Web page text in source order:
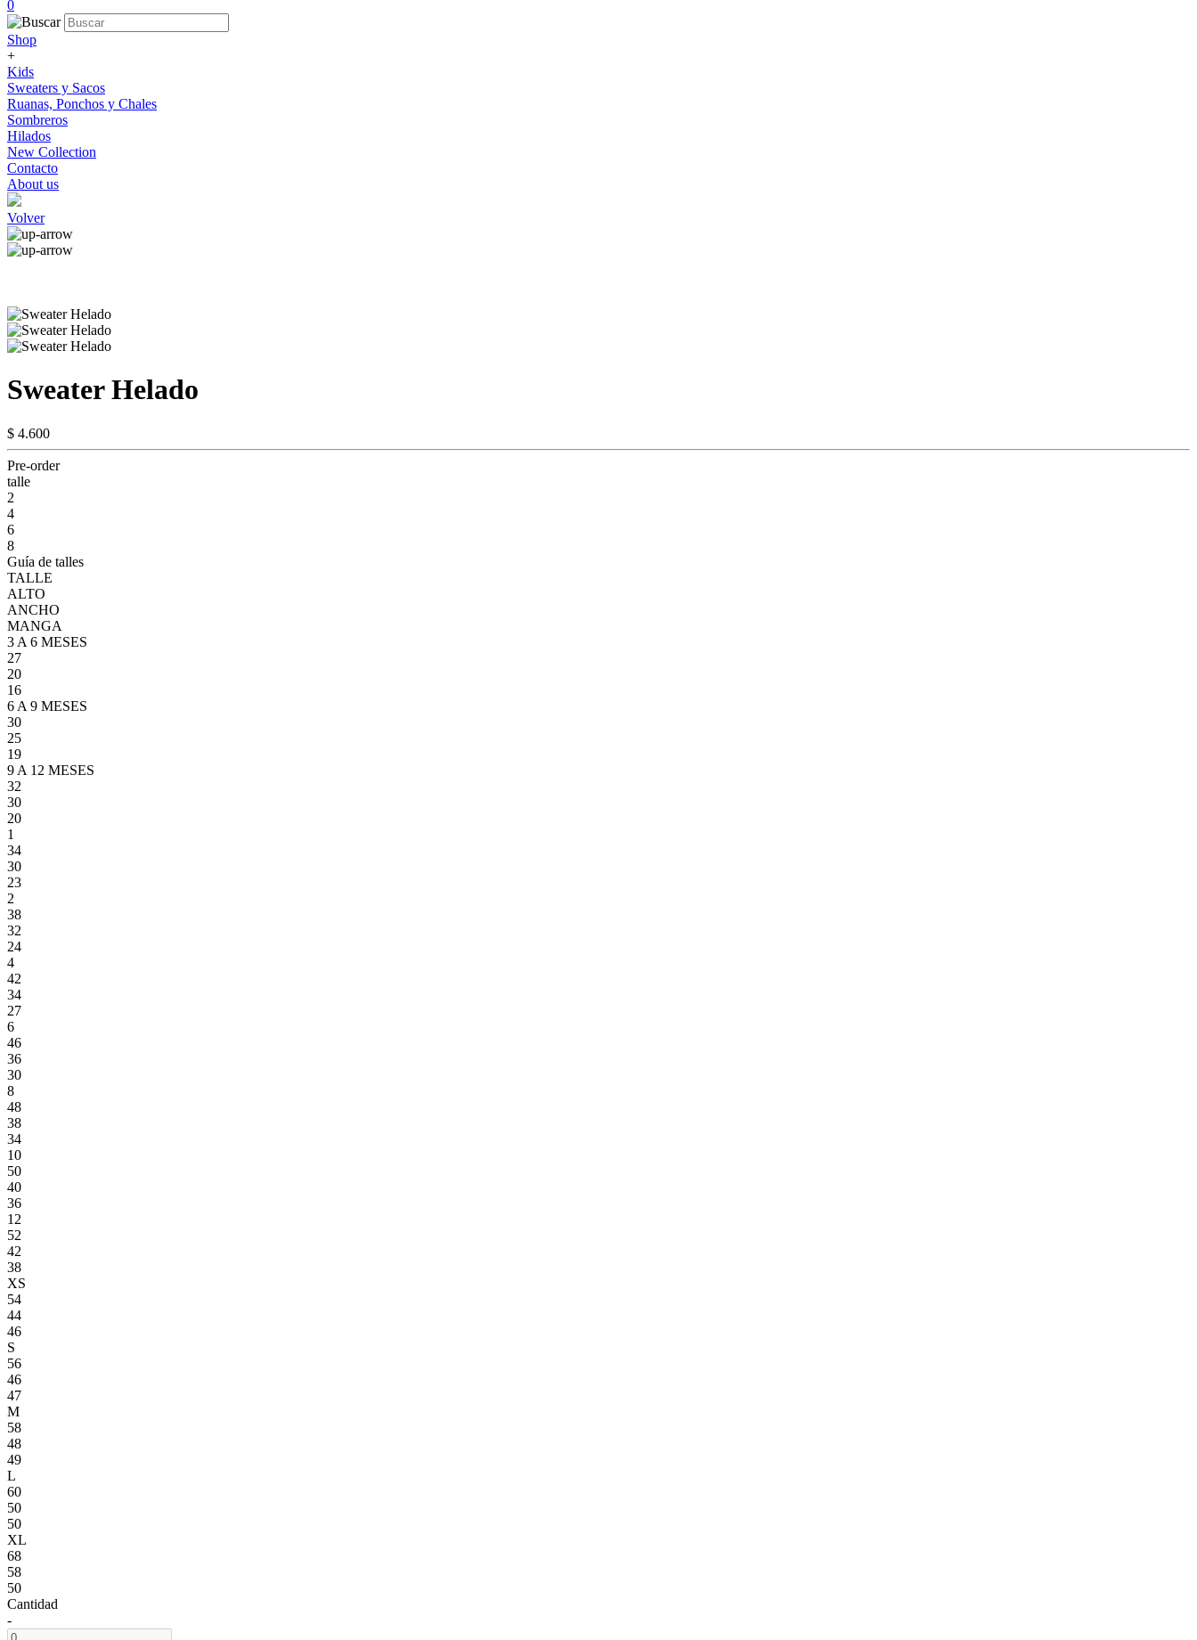
0
Shop
+
Kids
Sweaters y Sacos
Ruanas, Ponchos y Chales
Sombreros
Hilados
New Collection
Contacto
About us
Volver
Sweater Helado
$ 4.600
Pre-order
talle
2
4
6
8
Guía de talles
TALLE
ALTO
ANCHO
MANGA
3 A 6 MESES
27
20
16
6 A 9 MESES
30
25
19
9 A 12 MESES
32
30
20
1
34
30
23
2
38
32
24
4
42
34
27
6
46
36
30
8
48
38
34
10
50
40
36
12
52
42
38
XS
54
44
46
S
56
46
47
M
58
48
49
L
60
50
50
XL
68
58
50
Cantidad
-